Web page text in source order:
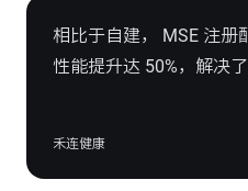
相比于自建， MSE 注册
性能提升达 50%，解决
禾连健康